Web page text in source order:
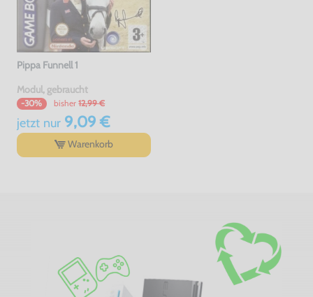
Pippa Funnell 1
Modul, gebraucht
-30% bisher 12,99 €
jetzt nur9,09 €
Warenkorb